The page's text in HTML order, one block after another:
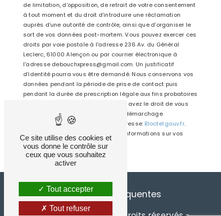
de limitation, d’opposition, de retrait de votre consentement
à tout moment et du droit d’introduire une réclamation
auprès d’une autorité de contrôle, ainsi que d’organiser le
sort de vos données post-mortem. Vous pouvez exercer ces
droits par voie postale à l'adresse 236 Av. du Général
Leclerc, 61000 Alençon ou par courrier électronique à
l'adresse debouchxpress@gmail.com. Un justificatif
d'identité pourra vous être demandé. Nous conservons vos
données pendant la période de prise de contact puis
pendant la durée de prescription légale aux fins probatoires
et de gestion des contentieux. Vous avez le droit de vous
inscrire sur la liste d'opposition au démarchage
téléphonique, disponible à cette adresse:
Bloctel.gouv.fr.
Consultez le site cnil.fr pour plus d’informations sur vos
droits.
Recherches fréquentes
Ce site utilise des cookies et
vous donne le contrôle sur
ceux que vous souhaitez
activer
Tout accepter
Tout refuser